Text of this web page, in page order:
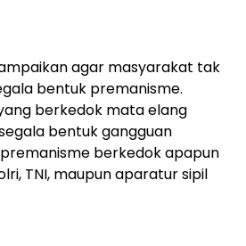
agar masyarakat tak
bentuk premanisme.
berkedok mata elang
bentuk gangguan
berkedok apapun
TNI, maupun aparatur sipil